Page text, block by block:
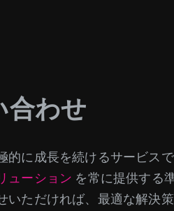
合わせ
的に成長を続けるサービス
ューション を常に提供する
いただければ、最適な解決
Swapzoneをネイティブかつ
どのくらいの交換をするので
API キーはどこで入手できます
い。APIドキュメントもこちら
どの取引所を持っていますか？